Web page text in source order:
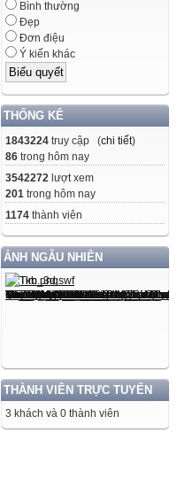
Bình thường
Đẹp
Đơn điệu
Ý kiến khác
THỐNG KÊ
1843224 truy cập (chi tiết)
86 trong hôm nay
3542272 lượt xem
201 trong hôm nay
1174 thành viên
ẢNH NGẪU NHIÊN
THÀNH VIÊN TRỰC TUYẾN
3 khách và 0 thành viên